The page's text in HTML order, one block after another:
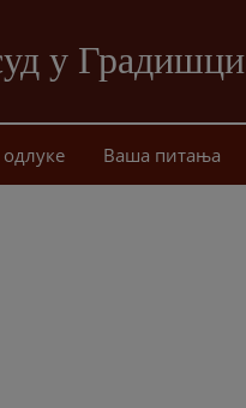
у Градишци
одлуке Ваша питања